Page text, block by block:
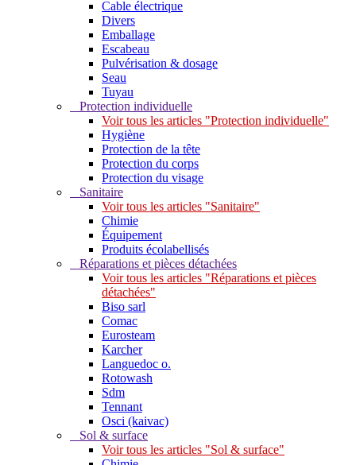
Cable électrique
Divers
Emballage
Escabeau
Pulvérisation & dosage
Seau
Tuyau
Protection individuelle
Voir tous les articles "Protection individuelle"
Hygiène
Protection de la tête
Protection du corps
Protection du visage
Sanitaire
Voir tous les articles "Sanitaire"
Chimie
Équipement
Produits écolabellisés
Réparations et pièces détachées
Voir tous les articles "Réparations et pièces
détachées"
Biso sarl
Comac
Eurosteam
Karcher
Languedoc o.
Rotowash
Sdm
Tennant
Osci (kaivac)
Sol & surface
Voir tous les articles "Sol & surface"